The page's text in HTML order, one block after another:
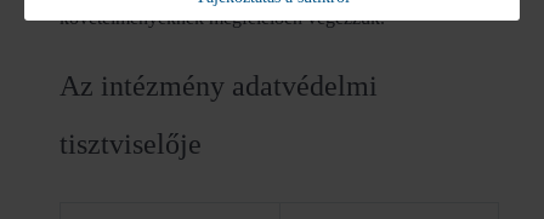
követelményeknek megfelelően végezzük.
Az intézmény adatvédelmi
tisztviselője